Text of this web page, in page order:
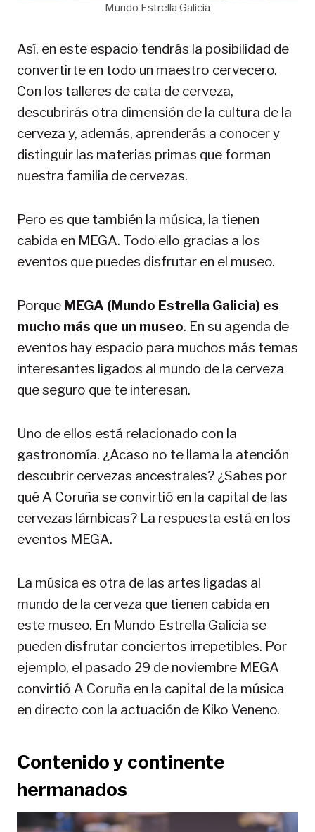
Mundo Estrella Galicia
Así, en este espacio tendrás la posibilidad de
convertirte en todo un maestro cervecero.
Con los talleres de cata de cerveza,
descubrirás otra dimensión de la cultura de la
cerveza y, además, aprenderás a conocer y
distinguir las materias primas que forman
nuestra familia de cervezas.
Pero es que también la música, la tienen
cabida en MEGA. Todo ello gracias a los
eventos que puedes disfrutar en el museo.
Porque MEGA (Mundo Estrella Galicia) es
mucho más que un museo. En su agenda de
eventos hay espacio para muchos más temas
interesantes ligados al mundo de la cerveza
que seguro que te interesan.
Uno de ellos está relacionado con la
gastronomía. ¿Acaso no te llama la atención
descubrir cervezas ancestrales? ¿Sabes por
qué A Coruña se convirtió en la capital de las
cervezas lámbicas? La respuesta está en los
eventos MEGA.
La música es otra de las artes ligadas al
mundo de la cerveza que tienen cabida en
este museo. En Mundo Estrella Galicia se
pueden disfrutar conciertos irrepetibles. Por
ejemplo, el pasado 29 de noviembre MEGA
convirtió A Coruña en la capital de la música
en directo con la actuación de Kiko Veneno.
Contenido y continente
hermanados